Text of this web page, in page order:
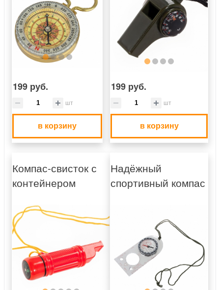
199 руб.
шт
в корзину
199 руб.
шт
в корзину
Компас-свисток с
контейнером
Надёжный
спортивный компас